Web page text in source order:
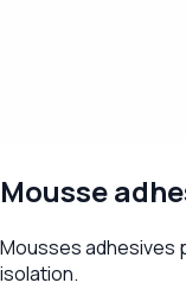
Mousse
Mousses adhesives
isolation.